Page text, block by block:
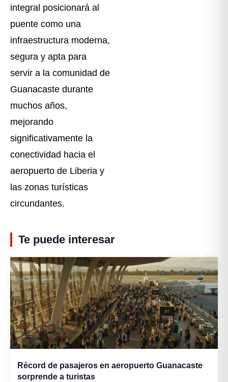
integral posicionará al
puente como una
infraestructura moderna,
segura y apta para
servir a la comunidad de
Guanacaste durante
muchos años,
mejorando
significativamente la
conectividad hacia el
aeropuerto de Liberia y
las zonas turísticas
circundantes.
Te puede interesar
Récord de pasajeros en aeropuerto Guanacaste
sorprende a turistas